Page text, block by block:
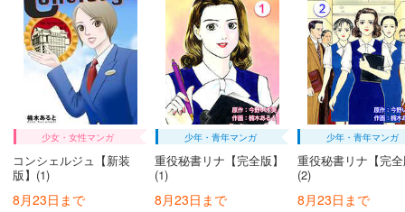
少女・女性マンガ
コンシェルジュ【新装
版】(1)
8月23日まで
少年・青年マンガ
重役秘書リナ【完全版】
(1)
8月23日まで
少年・青年マンガ
重役秘書リナ【完
(2)
8月23日まで